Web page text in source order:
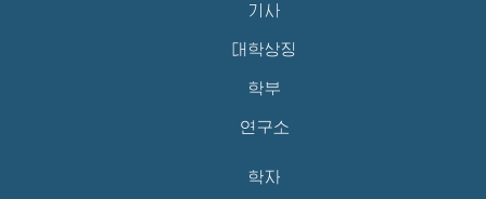
기사
대학상징
학부
연구소
학자